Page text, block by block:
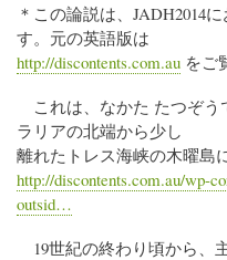
＊この論説は、JADH2014
す。元の英語版は
http://discontents.com.au をご
これは、なかた たつぞう
ラリアの北端から少し
離れたトレス海峡の木曜島
http://discontents.com.au/wp-
outsid…
19世紀の終わり頃から、